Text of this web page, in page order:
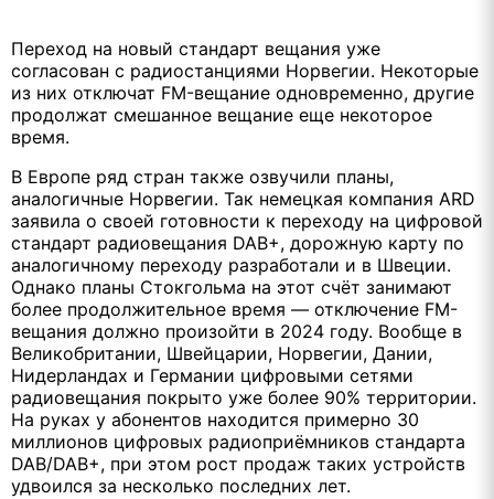
Переход на новый стандарт вещания уже
согласован с радиостанциями Норвегии. Некоторые
из них отключат FM-вещание одновременно, другие
продолжат смешанное вещание еще некоторое
время.
В Европе ряд стран также озвучили планы,
аналогичные Норвегии. Так немецкая компания ARD
заявила о своей готовности к переходу на цифровой
стандарт радиовещания DAB+, дорожную карту по
аналогичному переходу разработали и в Швеции.
Однако планы Стокгольма на этот счёт занимают
более продолжительное время — отключение FM-
вещания должно произойти в 2024 году. Вообще в
Великобритании, Швейцарии, Норвегии, Дании,
Нидерландах и Германии цифровыми сетями
радиовещания покрыто уже более 90% территории.
На руках у абонентов находится примерно 30
миллионов цифровых радиоприёмников стандарта
DAB/DAB+, при этом рост продаж таких устройств
удвоился за несколько последних лет.